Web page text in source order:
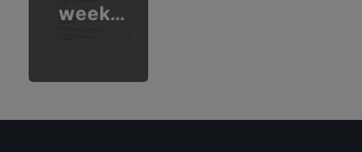
week-